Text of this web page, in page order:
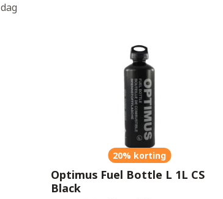
20% korting
Optimus Fuel Bottle L 1L CS
Black